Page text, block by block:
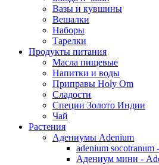
Вазы и кувшины
Вешалки
Наборы
Тарелки
Продукты питания
Масла пищевые
Напитки и воды
Приправы Holy Om
Сладости
Специи Золото Индии
Чай
Растения
Адениумы Adenium
adenium socotranum
Адениум мини -